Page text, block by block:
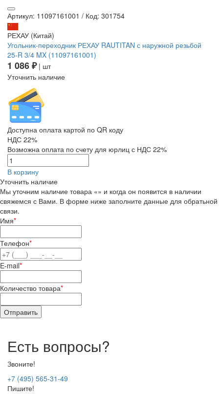
Артикул: 11097161001 / Код: 301754
РЕХАУ (Китай)
Угольник-переходник РЕХАУ RAUTITAN с наружной резьбой
25-R 3/4 MX (11097161001)
1 086 ₽| шт
Уточнить наличие
Доступна оплата картой по QR коду
НДС 22%
Возможна оплата по счету для юрлиц с НДС 22%
В корзину
Уточнить наличие
Мы уточним наличие товара «» и когда он появится в наличии
свяжемся с Вами. В форме ниже заполните данные для обратьной
связи.
Имя*
Телефон*
E-mail*
Количество товара*
Есть вопросы?
Звоните!
+7 (495) 565-31-49
Пишите!